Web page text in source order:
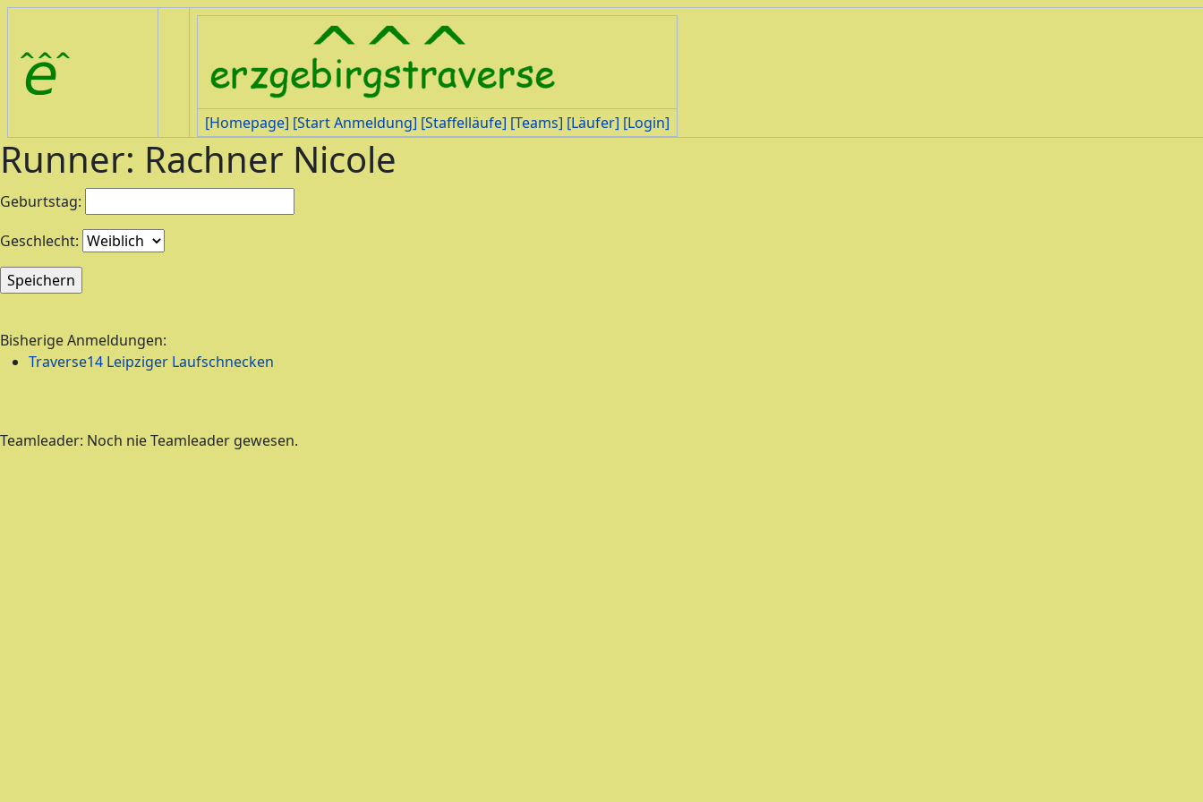
[Homepage] [Start Anmeldung] [Staffelläufe] [Teams] [Läufer] [Login]
Runner: Rachner Nicole
Geburtstag:
Geschlecht:
Bisherige Anmeldungen:
Traverse14 Leipziger Laufschnecken
Teamleader: Noch nie Teamleader gewesen.